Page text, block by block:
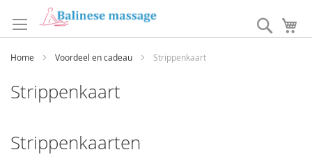
naar
de
Search
Home Voordeel en cadeau Strippenkaart
Strippenkaart
Strippenkaarten